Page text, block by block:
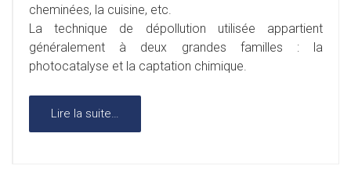
cheminées, la cuisine, etc.
La technique de dépollution utilisée appartient
généralement à deux grandes familles : la
photocatalyse et la captation chimique.
Lire la suite…